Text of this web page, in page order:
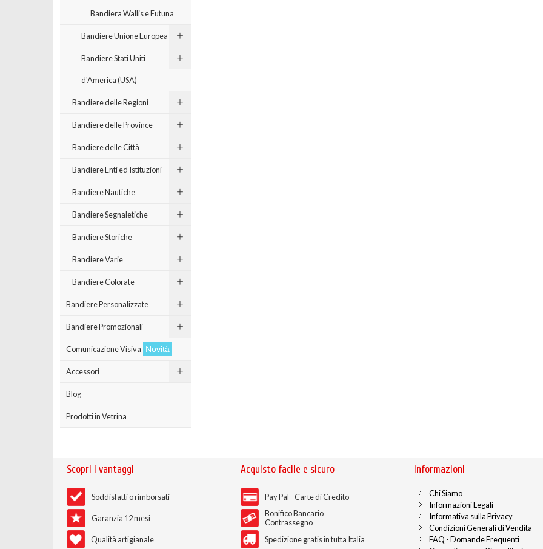
Bandiera Wallis e Futuna
Bandiere Unione Europea
Bandiere Stati Uniti
d'America (USA)
Bandiere delle Regioni
Bandiere delle Province
Bandiere delle Città
Bandiere Enti ed Istituzioni
Bandiere Nautiche
Bandiere Segnaletiche
Bandiere Storiche
Bandiere Varie
Bandiere Colorate
Bandiere Personalizzate
Bandiere Promozionali
Comunicazione Visiva Novità
Accessori
Blog
Prodotti in Vetrina
Scopri i vantaggi
Soddisfatti o rimborsati
Garanzia 12 mesi
Qualità artigianale
Acquisto facile e sicuro
Pay Pal - Carte di Credito
Bonifico Bancario
Contrassegno
Spedizione gratis in tutta Italia
Informazioni
Chi Siamo
Informazioni Legali
Informativa sulla Privacy
Condizioni Generali di Vendita
FAQ - Domande Frequenti